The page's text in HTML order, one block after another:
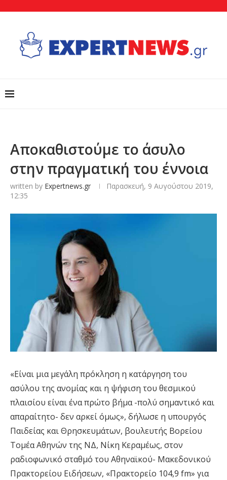
Αποκαθιστούμε το άσυλο
στην πραγματική του έννοια
written by Expertnews.gr
Παρασκευή, 9 Αυγούστου 2019,
12:35
«Είναι μια μεγάλη πρόκληση η κατάργηση του
ασύλου της ανομίας και η ψήφιση του θεσμικού
πλαισίου είναι ένα πρώτο βήμα -πολύ σημαντικό και
απαραίτητο- δεν αρκεί όμως», δήλωσε η υπουργός
Παιδείας και Θρησκευμάτων, βουλευτής Βορείου
Τομέα Αθηνών της ΝΔ, Νίκη Κεραμέως, στον
ραδιοφωνικό σταθμό του Αθηναϊκού- Μακεδονικού
Πρακτορείου Ειδήσεων, «Πρακτορείο 104,9 fm» για